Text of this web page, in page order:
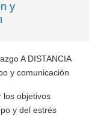
y
A DISTANCIA
y comunicación
los objetivos
y del estrés